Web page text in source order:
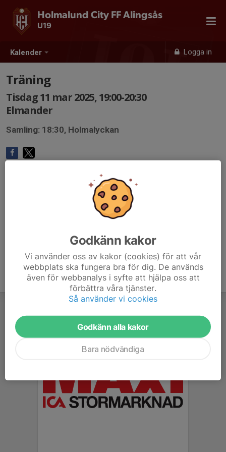
Kalender Logga in
Holmalund City FF Alingsås
U19
Träning
Tisdag 11 mar 2025, 19:00-20:30
Elmander
Samling: 18:30, Holmalyckan
Godkänn kakor
Vi använder oss av kakor (cookies) för att vår
webbplats ska fungera bra för dig. De används
även för webbanalys i syfte att hjälpa oss att
förbättra våra tjänster.
Så använder vi cookies
Godkänn alla kakor
Bara nödvändiga